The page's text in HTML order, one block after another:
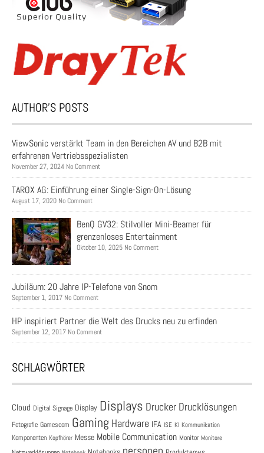
AUTHOR’S POSTS
ViewSonic verstärkt Team in den Bereichen AV und B2B mit
erfahrenen Vertriebsspezialisten
November 27, 2024 No Comment
TAROX AG: Einführung einer Single-Sign-On-Lösung
August 17, 2020 No Comment
BenQ GV32: Stilvoller Mini-Beamer für
grenzenloses Entertainment
Oktober 10, 2025 No Comment
Jubiläum: 20 Jahre IP-Telefone von Snom
September 1, 2017 No Comment
HP inspiriert Partner die Welt des Drucks neu zu erfinden
September 12, 2017 No Comment
SCHLAGWÖRTER
Cloud Digital Signage Display Displays Drucker Drucklösungen
Fotografie Gamescom Gaming Hardware IFA ISE KI Kommunikation
Komponenten Kopfhörer Messe Mobile Communication Monitor Monitore